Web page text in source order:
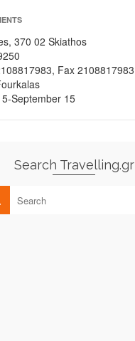
370 02 Skiathos
Fax 2108817983
September 15
Search Travelling.gr